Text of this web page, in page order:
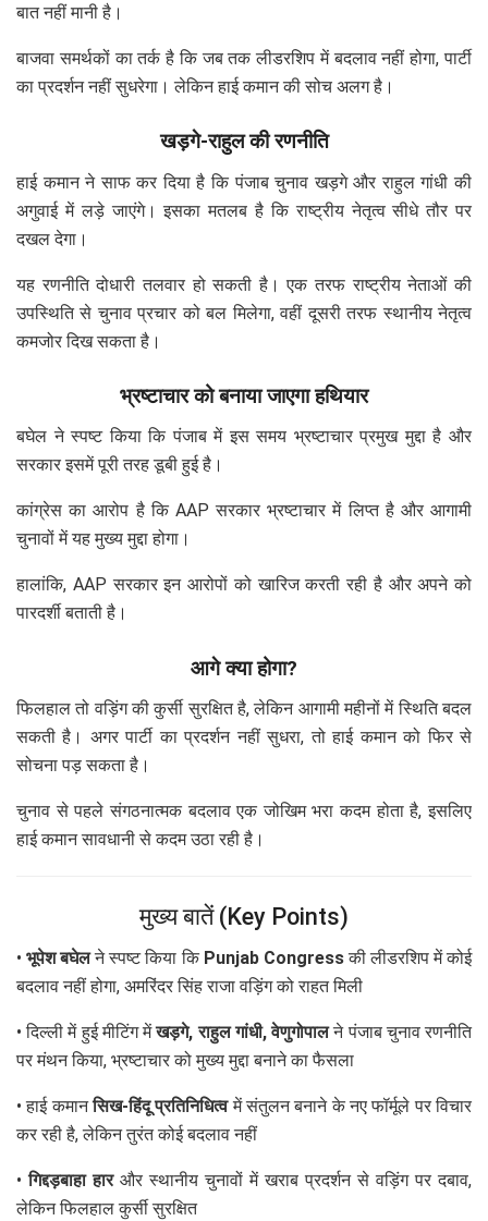
बात नहीं मानी है।
बाजवा समर्थकों का तर्क है कि जब तक लीडरशिप में बदलाव नहीं होगा, पार्टी
का प्रदर्शन नहीं सुधरेगा। लेकिन हाई कमान की सोच अलग है।
खड़गे-राहुल की रणनीति
हाई कमान ने साफ कर दिया है कि पंजाब चुनाव खड़गे और राहुल गांधी की
अगुवाई में लड़े जाएंगे। इसका मतलब है कि राष्ट्रीय नेतृत्व सीधे तौर पर
दखल देगा।
यह रणनीति दोधारी तलवार हो सकती है। एक तरफ राष्ट्रीय नेताओं की
उपस्थिति से चुनाव प्रचार को बल मिलेगा, वहीं दूसरी तरफ स्थानीय नेतृत्व
कमजोर दिख सकता है।
भ्रष्टाचार को बनाया जाएगा हथियार
बघेल ने स्पष्ट किया कि पंजाब में इस समय भ्रष्टाचार प्रमुख मुद्दा है और
सरकार इसमें पूरी तरह डूबी हुई है।
कांग्रेस का आरोप है कि AAP सरकार भ्रष्टाचार में लिप्त है और आगामी
चुनावों में यह मुख्य मुद्दा होगा।
हालांकि, AAP सरकार इन आरोपों को खारिज करती रही है और अपने को
पारदर्शी बताती है।
आगे क्या होगा?
फिलहाल तो वड़िंग की कुर्सी सुरक्षित है, लेकिन आगामी महीनों में स्थिति बदल
सकती है। अगर पार्टी का प्रदर्शन नहीं सुधरा, तो हाई कमान को फिर से
सोचना पड़ सकता है।
चुनाव से पहले संगठनात्मक बदलाव एक जोखिम भरा कदम होता है, इसलिए
हाई कमान सावधानी से कदम उठा रही है।
मुख्य बातें (Key Points)
•भूपेश बघेलने स्पष्ट किया कि Punjab Congressकी लीडरशिप में कोई
बदलाव नहीं होगा, अमरिंदर सिंह राजा वड़िंग को राहत मिली
• दिल्ली में हुई मीटिंग मेंखड़गे, राहुल गांधी, वेणुगोपालने पंजाब चुनाव रणनीति
पर मंथन किया, भ्रष्टाचार को मुख्य मुद्दा बनाने का फैसला
• हाई कमानसिख-हिंदू प्रतिनिधित्वमें संतुलन बनाने के नए फॉर्मूले पर विचार
कर रही है, लेकिन तुरंत कोई बदलाव नहीं
•गिद्दड़बाहा हारऔर स्थानीय चुनावों में खराब प्रदर्शन से वड़िंग पर दबाव,
लेकिन फिलहाल कुर्सी सुरक्षित